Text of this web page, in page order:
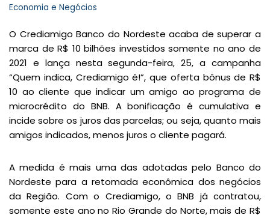
Economia e Negócios
O Crediamigo Banco do Nordeste acaba de superar a
marca de R$ 10 bilhões investidos somente no ano de
2021 e lança nesta segunda-feira, 25, a campanha
“Quem indica, Crediamigo é!”, que oferta bônus de R$
10 ao cliente que indicar um amigo ao programa de
microcrédito do BNB. A bonificação é cumulativa e
incide sobre os juros das parcelas; ou seja, quanto mais
amigos indicados, menos juros o cliente pagará.
A medida é mais uma das adotadas pelo Banco do
Nordeste para a retomada econômica dos negócios
da Região. Com o Crediamigo, o BNB já contratou,
somente este ano no Rio Grande do Norte, mais de R$